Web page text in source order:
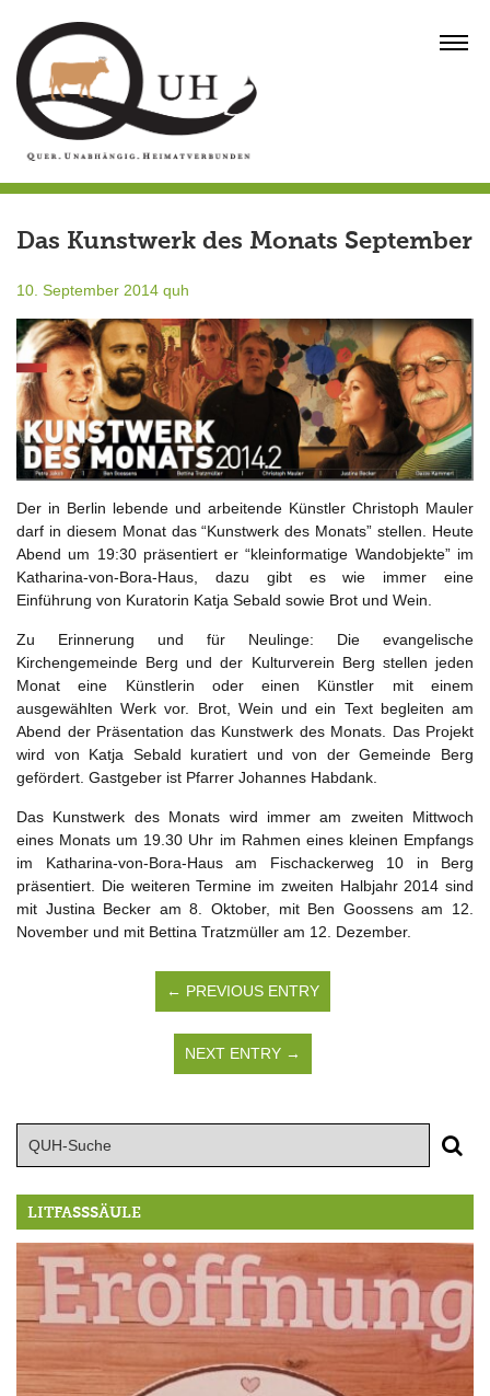
content
Das Kunstwerk des Monats September
10. September 2014 quh
Der in Berlin lebende und arbeitende Künstler Christoph Mauler
darf in diesem Monat das “Kunstwerk des Monats” stellen. Heute
Abend um 19:30 präsentiert er “kleinformatige Wandobjekte” im
Katharina-von-Bora-Haus, dazu gibt es wie immer eine
Einführung von Kuratorin Katja Sebald sowie Brot und Wein.
Zu Erinnerung und für Neulinge: Die evangelische
Kirchengemeinde Berg und der Kulturverein Berg stellen jeden
Monat eine Künstlerin oder einen Künstler mit einem
ausgewählten Werk vor. Brot, Wein und ein Text begleiten am
Abend der Präsentation das Kunstwerk des Monats. Das Projekt
wird von Katja Sebald kuratiert und von der Gemeinde Berg
gefördert. Gastgeber ist Pfarrer Johannes Habdank.
Das Kunstwerk des Monats wird immer am zweiten Mittwoch
eines Monats um 19.30 Uhr im Rahmen eines kleinen Empfangs
im Katharina-von-Bora-Haus am Fischackerweg 10 in Berg
präsentiert. Die weiteren Termine im zweiten Halbjahr 2014 sind
mit Justina Becker am 8. Oktober, mit Ben Goossens am 12.
November und mit Bettina Tratzmüller am 12. Dezember.
← PREVIOUS ENTRY
NEXT ENTRY →
LITFASSSÄULE